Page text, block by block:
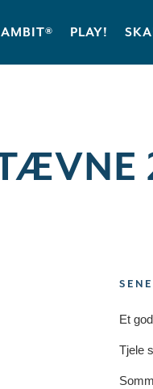
PLAY!
Et
Tjele